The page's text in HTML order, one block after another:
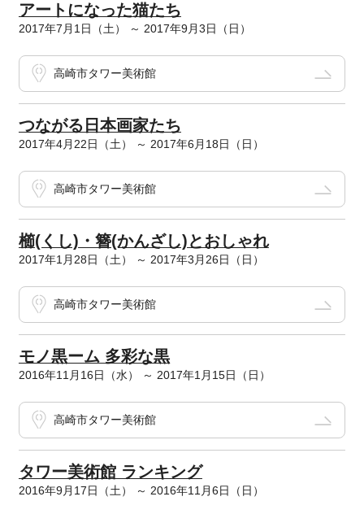
アートになった猫たち
2017年7月1日（土） ～ 2017年9月3日（日）
高崎市タワー美術館
つながる日本画家たち
2017年4月22日（土） ～ 2017年6月18日（日）
高崎市タワー美術館
櫛(くし)・簪(かんざし)とおしゃれ
2017年1月28日（土） ～ 2017年3月26日（日）
高崎市タワー美術館
モノ黒ーム 多彩な黒
2016年11月16日（水） ～ 2017年1月15日（日）
高崎市タワー美術館
タワー美術館 ランキング
2016年9月17日（土） ～ 2016年11月6日（日）